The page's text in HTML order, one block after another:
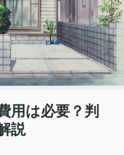
用は必要？判
説